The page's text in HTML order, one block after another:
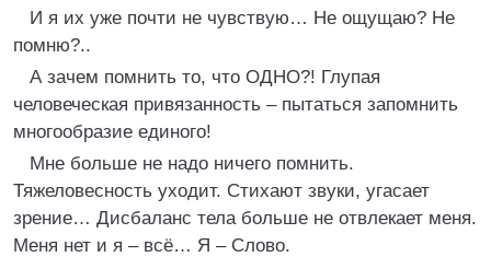
И я их уже почти не чувствую… Не ощущаю? Не
помню?..
А зачем помнить то, что ОДНО?! Глупая
человеческая привязанность – пытаться запомнить
многообразие единого!
Мне больше не надо ничего помнить.
Тяжеловесность уходит. Стихают звуки, угасает
зрение… Дисбаланс тела больше не отвлекает меня.
Меня нет и я – всё… Я – Слово.